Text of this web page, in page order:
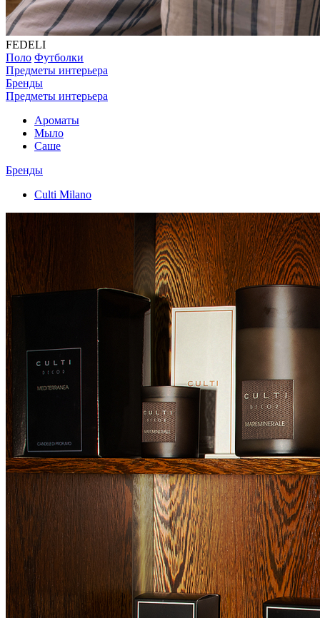
FEDELI
Поло Футболки
Предметы интерьера
Бренды
Предметы интерьера
Ароматы
Мыло
Саше
Бренды
Culti Milano